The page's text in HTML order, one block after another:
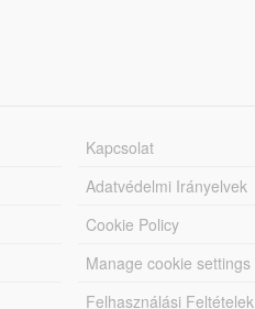
Kapcsolat
Adatvédelmi Irányelvek
Cookie Policy
Manage cookie settings
Felhasználási Feltételek